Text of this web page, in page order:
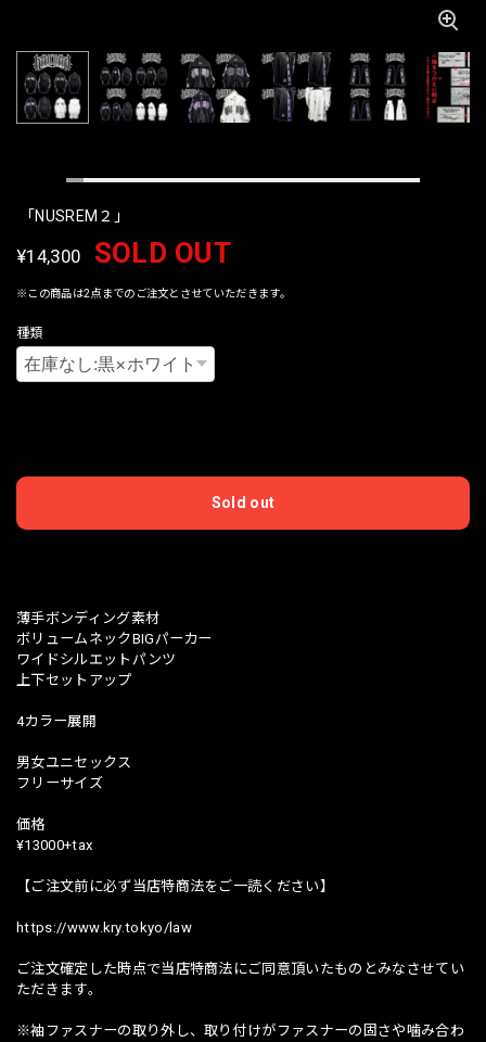
「NUSREM２」
¥14,300 SOLD OUT
※この商品は2点までのご注文とさせていただきます。
種類
Sold out
薄手ボンディング素材
ボリュームネックBIGパーカー
ワイドシルエットパンツ
上下セットアップ
4カラー展開
男女ユニセックス
フリーサイズ
価格
¥13000+tax
【ご注文前に必ず当店特商法をご一読ください】
https://www.kry.tokyo/law
ご注文確定した時点で当店特商法にご同意頂いたものとみなさせてい
ただきます。
※袖ファスナーの取り外し、取り付けがファスナーの固さや噛み合わ